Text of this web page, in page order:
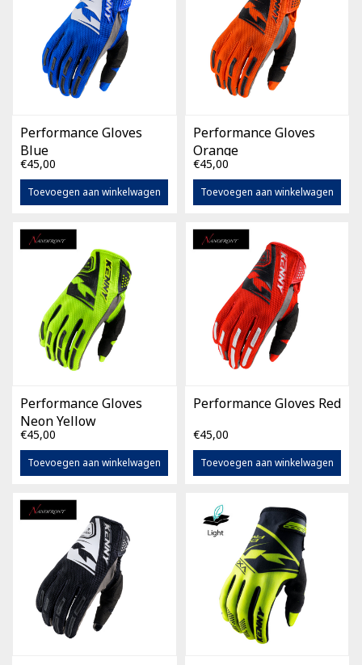
Performance Gloves
Blue
€45,00
Toevoegen aan winkelwagen
Performance Gloves
Orange
€45,00
Toevoegen aan winkelwagen
Performance Gloves
Neon Yellow
€45,00
Toevoegen aan winkelwagen
Performance Gloves Red
€45,00
Toevoegen aan winkelwagen